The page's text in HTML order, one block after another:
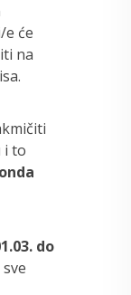
će
na
i to
do